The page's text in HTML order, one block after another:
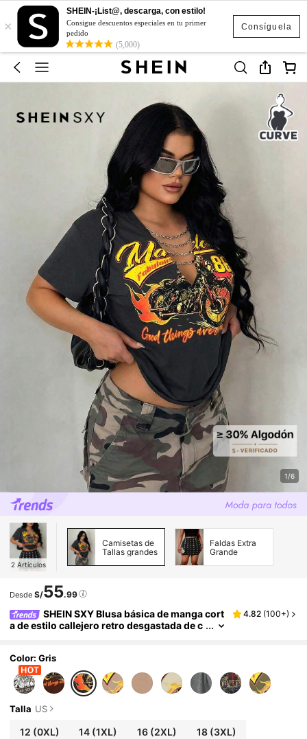
Consíguela
×
SHEIN-¡List@, descarga, con estilo!
Consigue descuentos especiales en tu primer
pedido
(5,000)
1/6
2 Artículos
Camisetas de
Tallas grandes
Faldas Extra
Grande
Desde S/55.99
SHEIN SXY Blusa básica de manga cort
a de estilo callejero retro desgastada de c
eta punk, decorada con cadena de metal, adec
uada para uso diario, festivales de música, clu
bes, fiestas y otras ocasiones.
4.82 (100+)
Color: Gris
Talla US
12 (0XL) 14 (1XL) 16(2XL) 18(3XL)